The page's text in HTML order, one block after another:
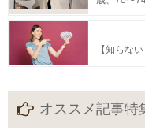
【知らな
オススメ記事特